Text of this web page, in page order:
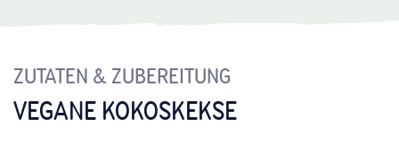
ZUTATEN & ZUBEREITUNG
VEGANE KOKOSKEKSE